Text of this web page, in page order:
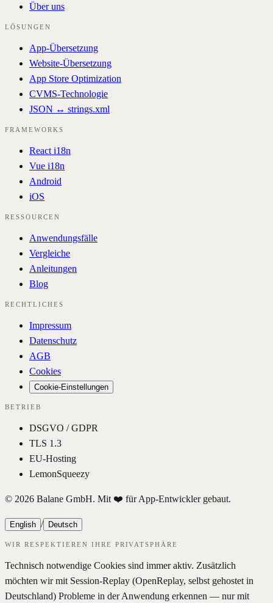
Über uns
LÖSUNGEN
App-Übersetzung
Website-Übersetzung
App Store Optimization
CVMS-Technologie
JSON ↔ strings.xml
FRAMEWORKS
React i18n
Vue i18n
Android
iOS
RESSOURCEN
Anwendungsfälle
Vergleiche
Anleitungen
Blog
RECHTLICHES
Impressum
Datenschutz
AGB
Cookies
Cookie-Einstellungen
BETRIEB
DSGVO / GDPR
TLS 1.3
EU-Hosting
LemonSqueezy
© 2026 Balane GmbH. Mit ❤️ für App-Entwickler gebaut.
English / Deutsch
WIR RESPEKTIEREN IHRE PRIVATSPHÄRE
Technisch notwendige Cookies sind immer aktiv. Zusätzlich
möchten wir mit Session-Replay (OpenReplay, selbst gehostet in
Deutschland) Probleme in der Anwendung erkennen — nur mit